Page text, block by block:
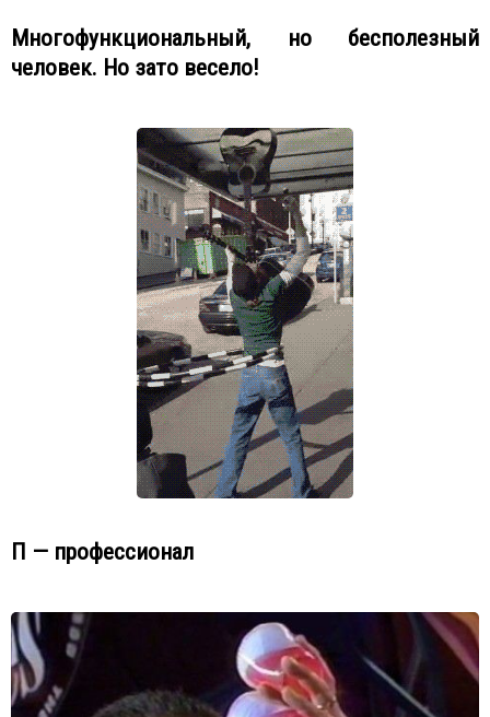
Многофункциональный, но бесполезный
человек. Но зато весело!
П — профессионал